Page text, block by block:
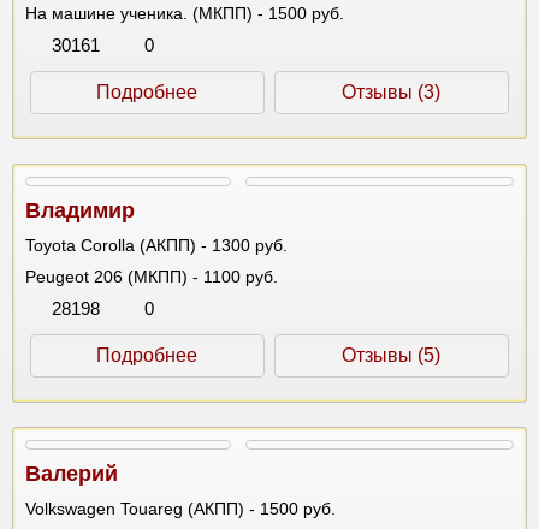
На машине ученика. (МКПП) - 1500 руб.
30161 0
Подробнее Отзывы (3)
Владимир
Toyota Corolla (АКПП) - 1300 руб.
Peugeot 206 (МКПП) - 1100 руб.
28198 0
Подробнее Отзывы (5)
Валерий
Volkswagen Touareg (АКПП) - 1500 руб.